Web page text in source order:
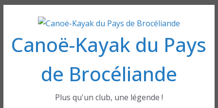
contenu
Canoë-Kayak du Pays
de Brocéliande
Plus qu'un club, une légende !